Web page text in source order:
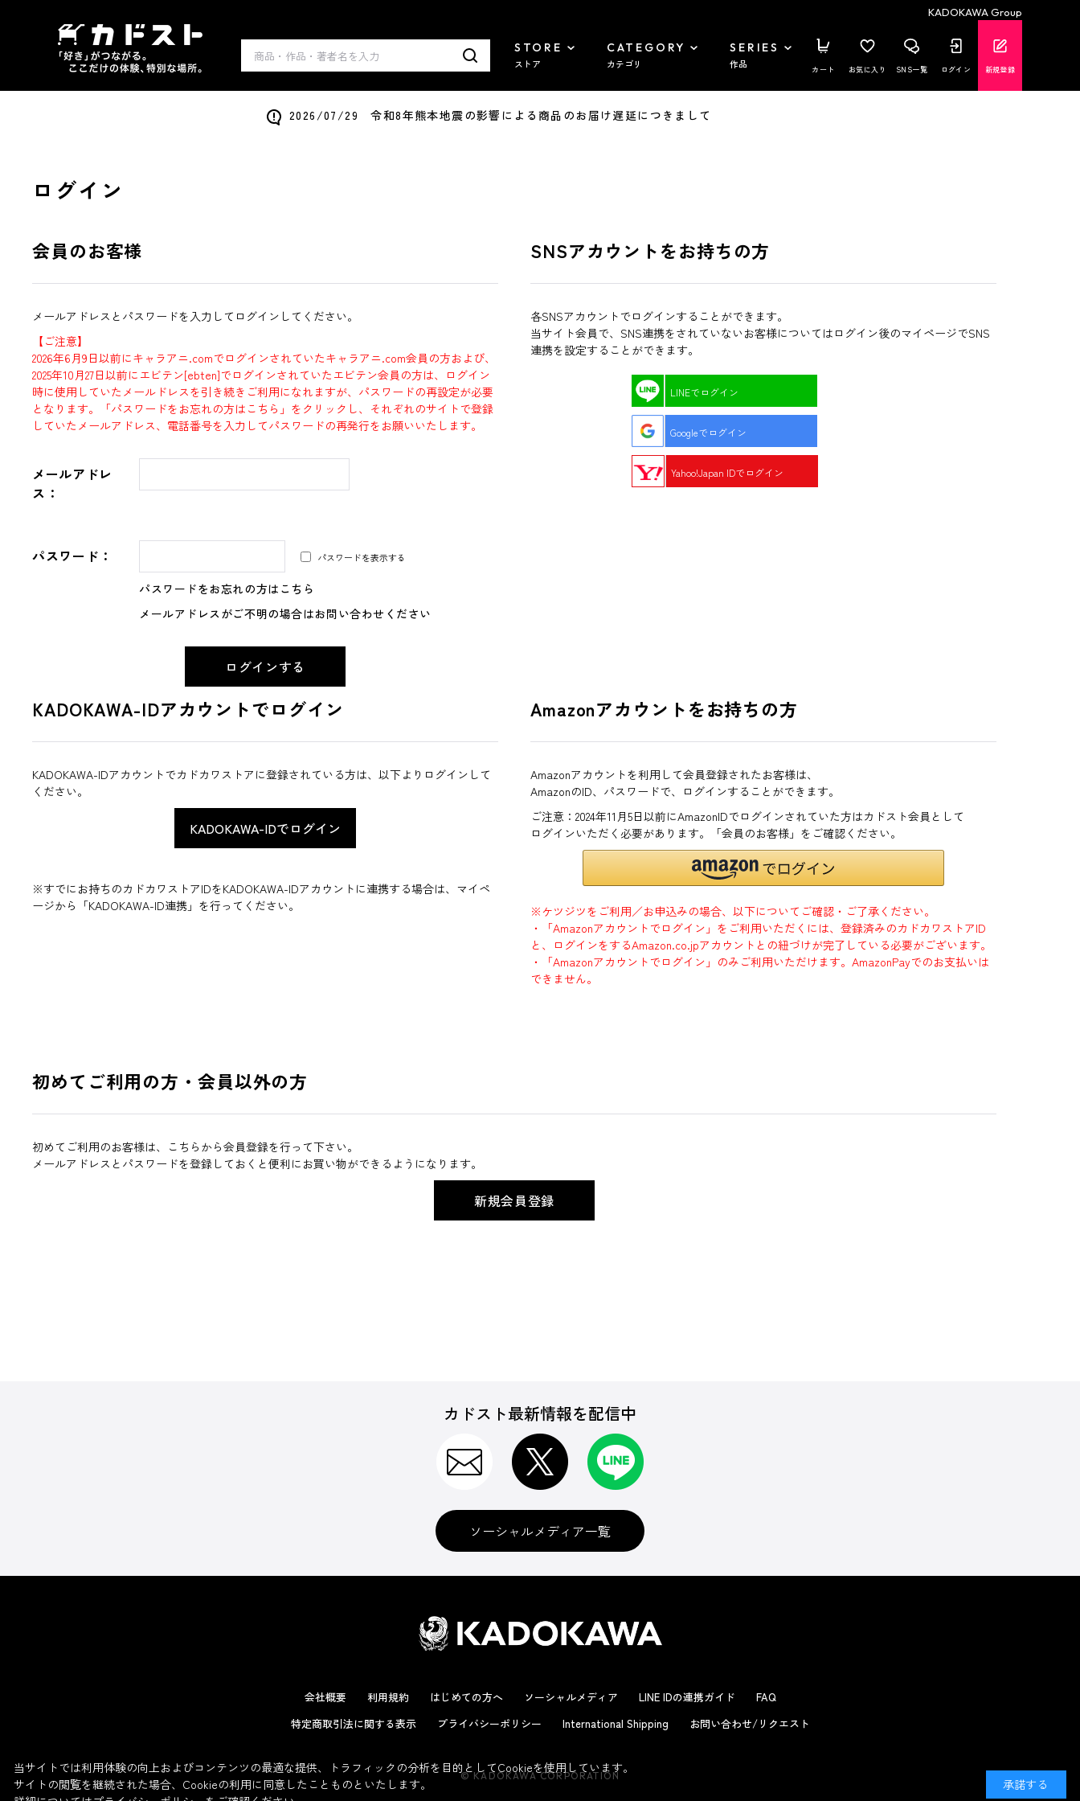
KADOKAWA Group
STORE
ストア
CATEGORY
カテゴリ
SERIES
作品 カート お気に入り SNS一覧 ログイン 新規登録
2026/07/29 令和8年熊本地震の影響による商品のお届け遅延につきまして
ログイン
会員のお客様
メールアドレスとパスワードを入力してログインしてください。
【ご注意】
2026年6月9日以前にキャラアニ.comでログインされていたキャラアニ.com会員の方および、
2025年10月27日以前にエビテン[ebten]でログインされていたエビテン会員の方は、ログイン
時に使用していたメールドレスを引き続きご利用になれますが、パスワードの再設定が必要
となります。「パスワードをお忘れの方はこちら」をクリックし、それぞれのサイトで登録
していたメールアドレス、電話番号を入力してパスワードの再発行をお願いいたします。
メールアドレ
ス：
パスワード： パスワードを表示する
パスワードをお忘れの方はこちら
メールアドレスがご不明の場合はお問い合わせください
KADOKAWA-IDアカウントでログイン
KADOKAWA-IDアカウントでカドカワストアに登録されている方は、以下よりログインして
ください。
※すでにお持ちのカドカワストアIDをKADOKAWA-IDアカウントに連携する場合は、マイペ
ージから「KADOKAWA-ID連携」を行ってください。
SNSアカウントをお持ちの方
各SNSアカウントでログインすることができます。
当サイト会員で、SNS連携をされていないお客様についてはログイン後のマイページでSNS
連携を設定することができます。
LINEでログイン
Googleでログイン
Yahoo!Japan IDでログイン
Amazonアカウントをお持ちの方
Amazonアカウントを利用して会員登録されたお客様は、
AmazonのID、パスワードで、ログインすることができます。
ご注意：2024年11月5日以前にAmazonIDでログインされていた方はカドスト会員として
ログインいただく必要があります。「会員のお客様」をご確認ください。
※ケツジツをご利用／お申込みの場合、以下についてご確認・ご了承ください。
・「Amazonアカウントでログイン」をご利用いただくには、登録済みのカドカワストアID
と、ログインをするAmazon.co.jpアカウントとの紐づけが完了している必要がございます。
・「Amazonアカウントでログイン」のみご利用いただけます。AmazonPayでのお支払いは
できません。
初めてご利用の方・会員以外の方
初めてご利用のお客様は、こちらから会員登録を行って下さい。
メールアドレスとパスワードを登録しておくと便利にお買い物ができるようになります。
カドスト最新情報を配信中
ソーシャルメディア一覧
会社概要 利用規約 はじめての方へ ソーシャルメディア LINE IDの連携ガイド
FAQ
特定商取引法に関する表示
プライバシーポリシー International Shipping お問い合わせ/リクエスト
© KADOKAWA CORPORATION
当サイトでは利用体験の向上およびコンテンツの最適な提供、トラフィックの分析を目的としてCookieを使用しています。
サイトの閲覧を継続された場合、Cookieの利用に同意したことものといたします。
承諾する